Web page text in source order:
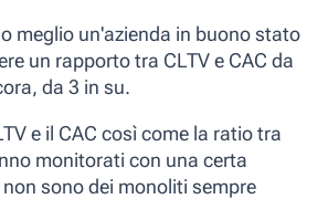
meglio un'azienda in buono stato
un rapporto tra CLTV e CAC da
da 3 in su.
e il CAC così come la ratio tra
monitorati con una certa
sono dei monoliti sempre